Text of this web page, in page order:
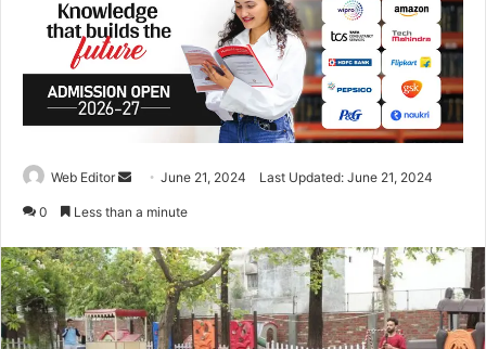
Web Editor
d
a
n
e
June 21, 2024 Last Updated: June 21, 2024
0 Less than a minute